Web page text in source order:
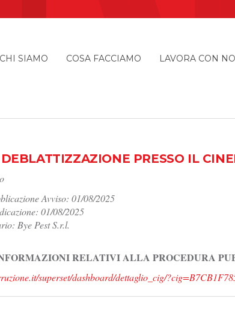
CHI SIAMO COSA FACCIAMO LAVORA CON NOI
PRESSO IL
Avviso: 01/08/2025
01/08/2025
Bye Pest S.r.l.
RELATIVI ALLA PROCEDURA
superset/dashboard/dettaglio_cig/